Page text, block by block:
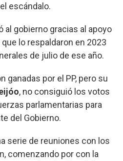
escándalo.
al gobierno gracias al apoyo
lo respaldaron en 2023
de julio de ese año.
ganadas por el PP, pero su
, no consiguió los votos
parlamentarias para
del Gobierno.
serie de reuniones con los
comenzando por con la